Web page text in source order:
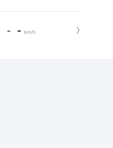
- - km/h